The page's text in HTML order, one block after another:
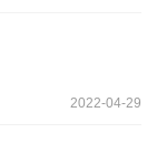
2022-04-29